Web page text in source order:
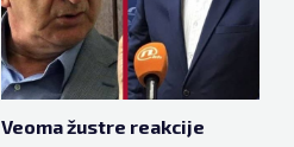
Veoma žustre reakcije